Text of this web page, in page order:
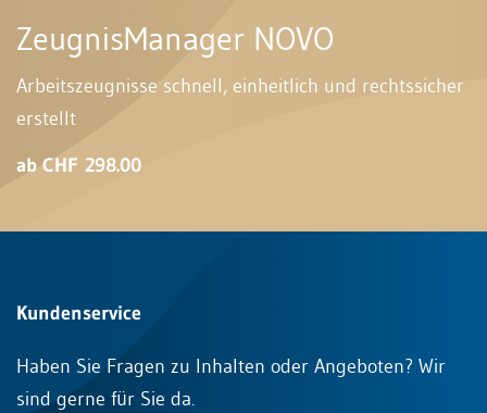
ZeugnisManager NOVO
Arbeitszeugnisse schnell, einheitlich und rechtssicher
erstellt
ab CHF 298.00
Kundenservice
Haben Sie Fragen zu Inhalten oder Angeboten? Wir
sind gerne für Sie da.